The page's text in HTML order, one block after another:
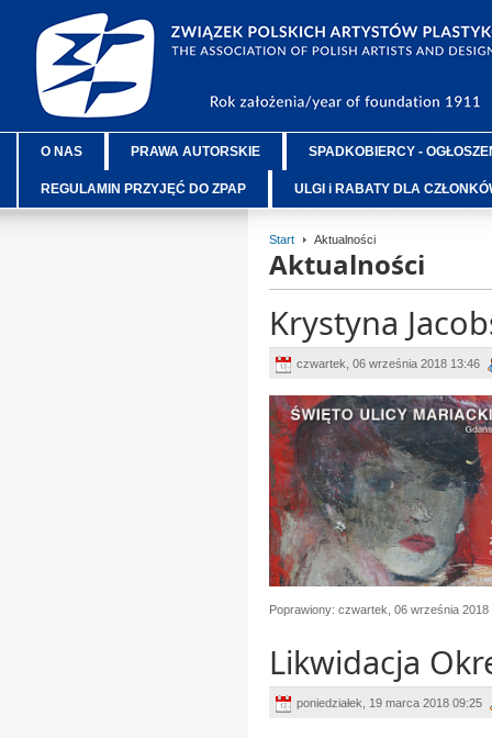
O NAS PRAWA AUTORSKIE SPADKOBIERCY -
REGULAMIN PRZYJĘĆ DO ZPAP ULGI i RABATY DLA
Start Aktualności
Aktualności
Krystyna
czwartek, 06 września 2018 13:46
Poprawiony: czwartek, 06 września 2018
Likwidacja
poniedziałek, 19 marca 2018 09:25